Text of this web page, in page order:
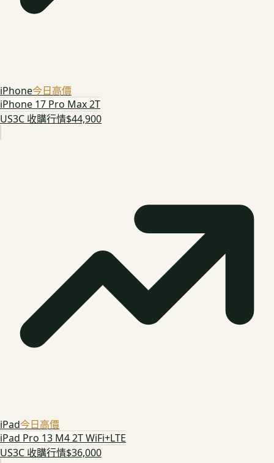
iPhone今日高價
iPhone 17 Pro Max 2T
US3C 收購行情$44,900
iPad今日高價
iPad Pro 13 M4 2T WiFi+LTE
US3C 收購行情$36,000